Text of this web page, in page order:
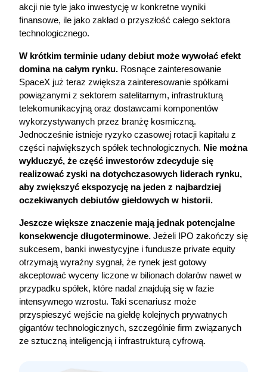
akcji nie tyle jako inwestycję w konkretne wyniki
finansowe, ile jako zakład o przyszłość całego sektora
technologicznego.
W krótkim terminie udany debiut może wywołać efekt
domina na całym rynku. Rosnące zainteresowanie
SpaceX już teraz zwiększa zainteresowanie spółkami
powiązanymi z sektorem satelitarnym, infrastrukturą
telekomunikacyjną oraz dostawcami komponentów
wykorzystywanych przez branżę kosmiczną.
Jednocześnie istnieje ryzyko czasowej rotacji kapitału z
części największych spółek technologicznych. Nie można
wykluczyć, że część inwestorów zdecyduje się
realizować zyski na dotychczasowych liderach rynku,
aby zwiększyć ekspozycję na jeden z najbardziej
oczekiwanych debiutów giełdowych w historii.
Jeszcze większe znaczenie mają jednak potencjalne
konsekwencje długoterminowe. Jeżeli IPO zakończy się
sukcesem, banki inwestycyjne i fundusze private equity
otrzymają wyraźny sygnał, że rynek jest gotowy
akceptować wyceny liczone w bilionach dolarów nawet w
przypadku spółek, które nadal znajdują się w fazie
intensywnego wzrostu. Taki scenariusz może
przyspieszyć wejście na giełdę kolejnych prywatnych
gigantów technologicznych, szczególnie firm związanych
ze sztuczną inteligencją i infrastrukturą cyfrową.